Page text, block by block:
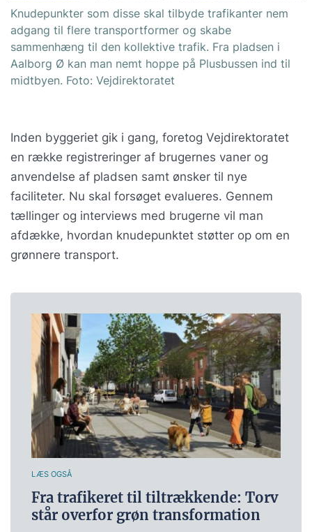
Knudepunkter som disse skal tilbyde trafikanter nem
adgang til flere transportformer og skabe
sammenhæng til den kollektive trafik. Fra pladsen i
Aalborg Ø kan man nemt hoppe på Plusbussen ind til
midtbyen. Foto: Vejdirektoratet
Inden byggeriet gik i gang, foretog Vejdirektoratet
en række registreringer af brugernes vaner og
anvendelse af pladsen samt ønsker til nye
faciliteter. Nu skal forsøget evalueres. Gennem
tællinger og interviews med brugerne vil man
afdække, hvordan knudepunktet støtter op om en
grønnere transport.
LÆS OGSÅ
Fra trafikeret til tiltrækkende: Torv
står overfor grøn transformation